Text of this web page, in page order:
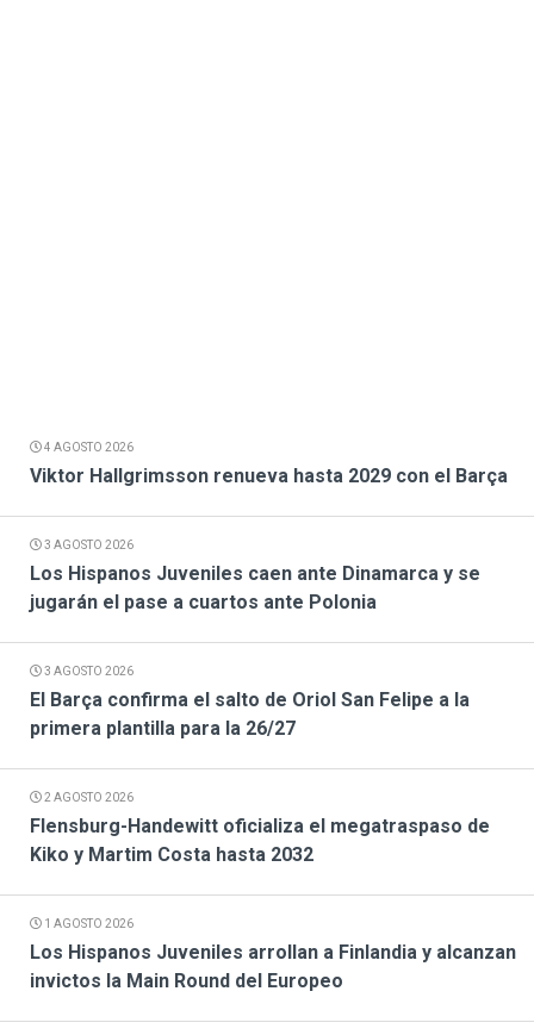
4 AGOSTO 2026
Viktor Hallgrimsson renueva hasta 2029 con el Barça
3 AGOSTO 2026
Los Hispanos Juveniles caen ante Dinamarca y se
jugarán el pase a cuartos ante Polonia
3 AGOSTO 2026
El Barça confirma el salto de Oriol San Felipe a la
primera plantilla para la 26/27
2 AGOSTO 2026
Flensburg-Handewitt oficializa el megatraspaso de
Kiko y Martim Costa hasta 2032
1 AGOSTO 2026
Los Hispanos Juveniles arrollan a Finlandia y alcanzan
invictos la Main Round del Europeo